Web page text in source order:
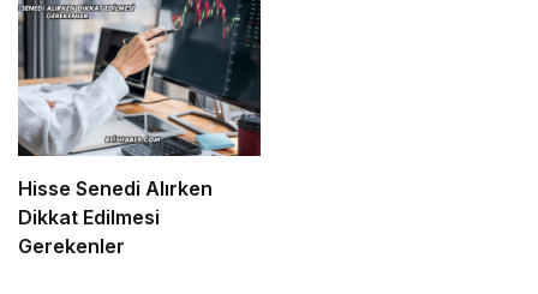
Hisse Senedi Alırken
Dikkat Edilmesi
Gerekenler